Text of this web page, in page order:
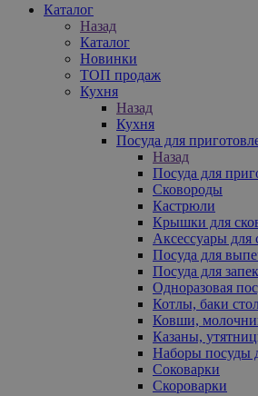
Каталог
Назад
Каталог
Новинки
ТОП продаж
Кухня
Назад
Кухня
Посуда для
Назад
Посуда для
Сковороды
Кастрюли
Крышки для
Аксессуары для
Посуда для
Посуда для
Одноразовая
Котлы, баки
Ковши,
Казаны,
Наборы посуды
Соковарки
Скороварки